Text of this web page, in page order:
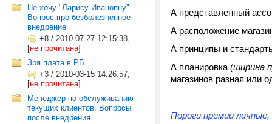
Не хочу "Ларису Ивановну".
Вопрос про безболезненное
внедрение
+8 / 2010-07-27 12:15:38,
[не прочитана]
Зря плата в РБ
+3 / 2010-03-15 14:26:57,
[не прочитана]
Менеджер по обслуживанию
текущих клиентов. Вопросы
после внедрения
А представленный
А расположение
А принципы и
А планировка (ширина
магазинов разная или
Пороги премии